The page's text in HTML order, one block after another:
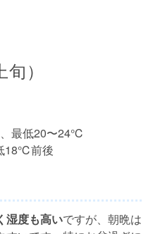
）
最低20〜24℃
18℃前後
湿度も高いですが、朝晩は